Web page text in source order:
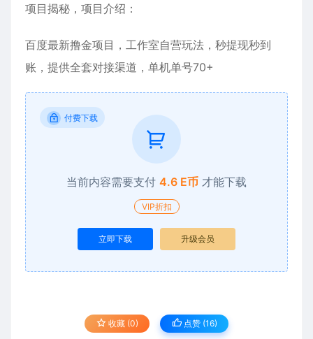
项目揭秘，项目介绍：
百度最新撸金项目，工作室自营玩法，秒提现秒到
账，提供全套对接渠道，单机单号70+
付费下载
当前内容需要支付 4.6 E币 才能下载
VIP折扣
立即下载 升级会员
收藏 (0) 点赞 (16)